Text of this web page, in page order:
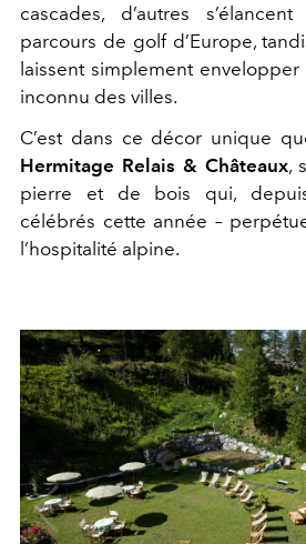
cascades, d’autres
parcours de golf d’Europe,
laissent simplement
inconnu des villes.
C’est dans ce décor unique
Hermitage Relais & Châteaux,
pierre et de bois qui,
célébrés cette année –
l’hospitalité alpine.